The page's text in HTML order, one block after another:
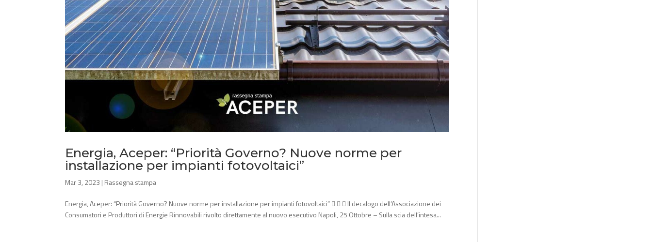
Energia, Aceper: “Priorità Governo? Nuove norme per
installazione per impianti fotovoltaici”
Mar 3, 2023 | Rassegna stampa
Energia, Aceper: “Priorità Governo? Nuove norme per installazione per impianti fotovoltaici”    Il decalogo dell’Associazione dei
Consumatori e Produttori di Energie Rinnovabili rivolto direttamente al nuovo esecutivo Napoli, 25 Ottobre – Sulla scia dell’intesa...